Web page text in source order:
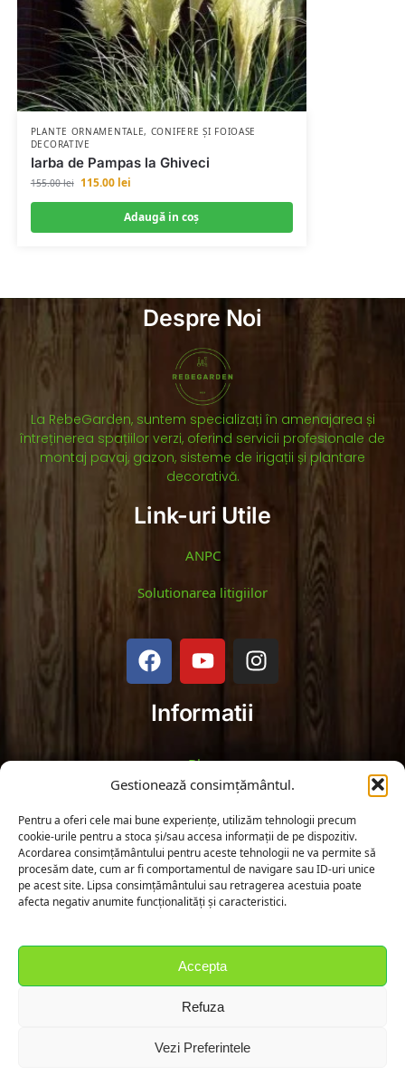
Gestionează consimțământul.
Pentru a oferi cele mai bune experiențe, utilizăm tehnologii precum
cookie-urile pentru a stoca și/sau accesa informații de pe dispozitiv.
Acordarea consimțământului pentru aceste tehnologii ne va permite să
procesăm date, cum ar fi comportamentul de navigare sau ID-uri unice
pe acest site. Lipsa consimțământului sau retragerea acestuia poate
afecta negativ anumite funcționalități și caracteristici.
Accepta
Refuza
Vezi Preferintele
PLANTE ORNAMENTALE, CONIFERE ȘI FOIOASE
DECORATIVE
Iarba de Pampas la Ghiveci
155.00lei 115.00 lei
Adaugă in coş
Despre Noi
La RebeGarden, suntem specializați în amenajarea și
întreținerea spațiilor verzi, oferind servicii profesionale de
montaj pavaj, gazon, sisteme de irigații și plantare
decorativă.
Link-uri Utile
ANPC
Solutionarea litigiilor
Informatii
Blog
Termeni și Condiții
Politica de Confidențialitate
Strada Cimitirului 30, Fierbinții de Jos, Judetul Ialomita
+40 764 530 691